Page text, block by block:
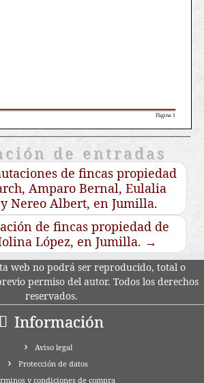
de entradas
de fincas propiedad
Amparo Bernal, Eulalia
Nereo Albert, en Jumilla.
de fincas propiedad de
López, en Jumilla. →
web no podrá ser reproducido, total o
permiso del autor. Todos los derechos
reservados.
Información
Aviso legal
Protección de datos
y condiciones de compra